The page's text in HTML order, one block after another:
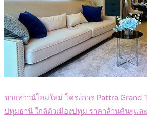
ขายทาวน์โฮมใหม่ โครงการ Pattra Grand
ปทุมธานี ใกลัตัวเมืองปทุม ราคาล้านต้นๆแล